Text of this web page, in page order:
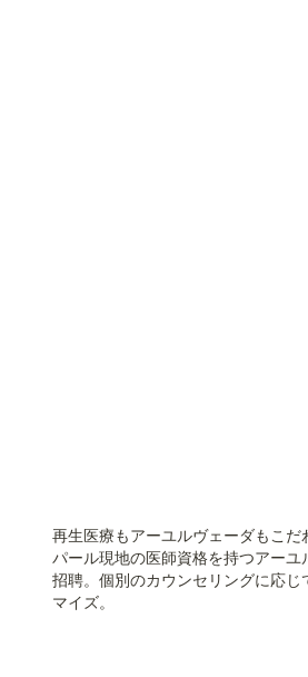
再生医療もアーユルヴェーダもこだ
パール現地の医師資格を持つアーユ
招聘。個別のカウンセリングに応じ
マイズ。